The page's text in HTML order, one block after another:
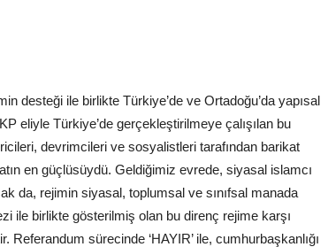
desteği ile birlikte Türkiye’de ve Ortadoğu’da yapısal
eliyle Türkiye’de gerçekleştirilmeye çalışılan bu
devrimcileri ve sosyalistleri tarafından barikat
en güçlüsüydü. Geldiğimiz evrede, siyasal islamcı
da, rejimin siyasal, toplumsal ve sınıfsal manada
ile birlikte gösterilmiş olan bu direnç rejime karşı
sürecinde ‘HAYIR’ ile, cumhurbaşkanlığı